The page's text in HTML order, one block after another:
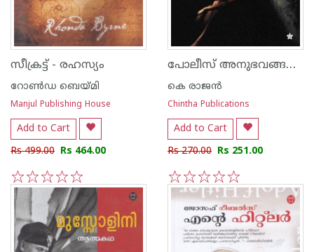
സീക്രട്ട് - രഹസ്യം
റോണ്‍ഡ ബെയ്മി
Manjul Publishing House
Add to Cart
Rs 499.00 Rs 464.00
5
4
3
2
1
പോലീസ് അനുഭവങ്ങളില്‍ അടിപതറാതെ
കെ രാജന്‍
Chintha Publications
Add to Cart
Rs 270.00 Rs 251.00
5
4
3
2
1